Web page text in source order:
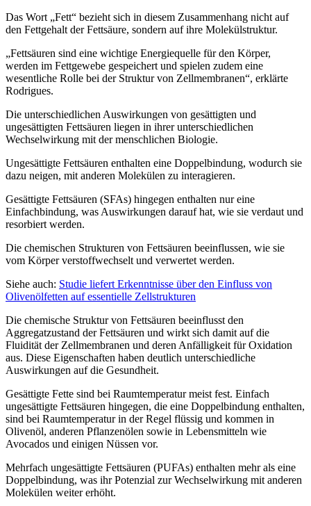
Das Wort „Fett“ bezieht sich in diesem Zusammenhang nicht auf
den Fettgehalt der Fettsäure, sondern auf ihre Molekülstruktur.
„Fettsäuren sind eine wichtige Energiequelle für den Körper,
werden im Fettgewebe gespeichert und spielen zudem eine
wesentliche Rolle bei der Struktur von Zellmembranen“, erklärte
Rodrigues.
Die unterschiedlichen Auswirkungen von gesättigten und
ungesättigten Fettsäuren liegen in ihrer unterschiedlichen
Wechselwirkung mit der menschlichen Biologie.
Ungesättigte Fettsäuren enthalten eine Doppelbindung, wodurch sie
dazu neigen, mit anderen Molekülen zu interagieren.
Gesättigte Fettsäuren (SFAs) hingegen enthalten nur eine
Einfachbindung, was Auswirkungen darauf hat, wie sie verdaut und
resorbiert werden.
Die chemischen Strukturen von Fettsäuren beeinflussen, wie sie
vom Körper verstoffwechselt und verwertet werden.
Siehe auch: Studie liefert Erkenntnisse über den Einfluss von
Olivenölfetten auf essentielle Zellstrukturen
Die chemische Struktur von Fettsäuren beeinflusst den
Aggregatzustand der Fettsäuren und wirkt sich damit auf die
Fluidität der Zellmembranen und deren Anfälligkeit für Oxidation
aus. Diese Eigenschaften haben deutlich unterschiedliche
Auswirkungen auf die Gesundheit.
Gesättigte Fette sind bei Raumtemperatur meist fest. Einfach
ungesättigte Fettsäuren hingegen, die eine Doppelbindung enthalten,
sind bei Raumtemperatur in der Regel flüssig und kommen in
Olivenöl, anderen Pflanzenölen sowie in Lebensmitteln wie
Avocados und einigen Nüssen vor.
Mehrfach ungesättigte Fettsäuren (PUFAs) enthalten mehr als eine
Doppelbindung, was ihr Potenzial zur Wechselwirkung mit anderen
Molekülen weiter erhöht.